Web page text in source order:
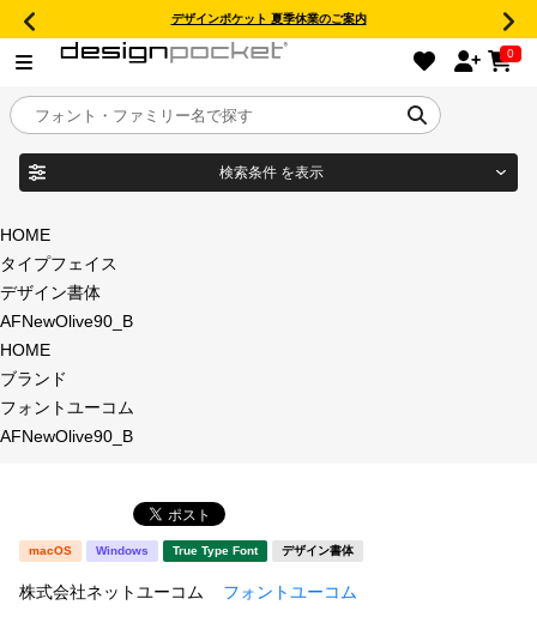
デザインポケット 夏季休業のご案内
0
目的別フォントガイド
特集
年間ライセンス商品
新着一覧
検索条件 を表示
商品名
タイプフェイス
明朝体
角ゴシック
HOME
タイプフェイス
デザイン書体
AFNewOlive90_B
HOME
ブランド
フォントユーコム
AFNewOlive90_B
macOS Windows True Type Font デザイン書体
株式会社ネットユーコム フォントユーコム